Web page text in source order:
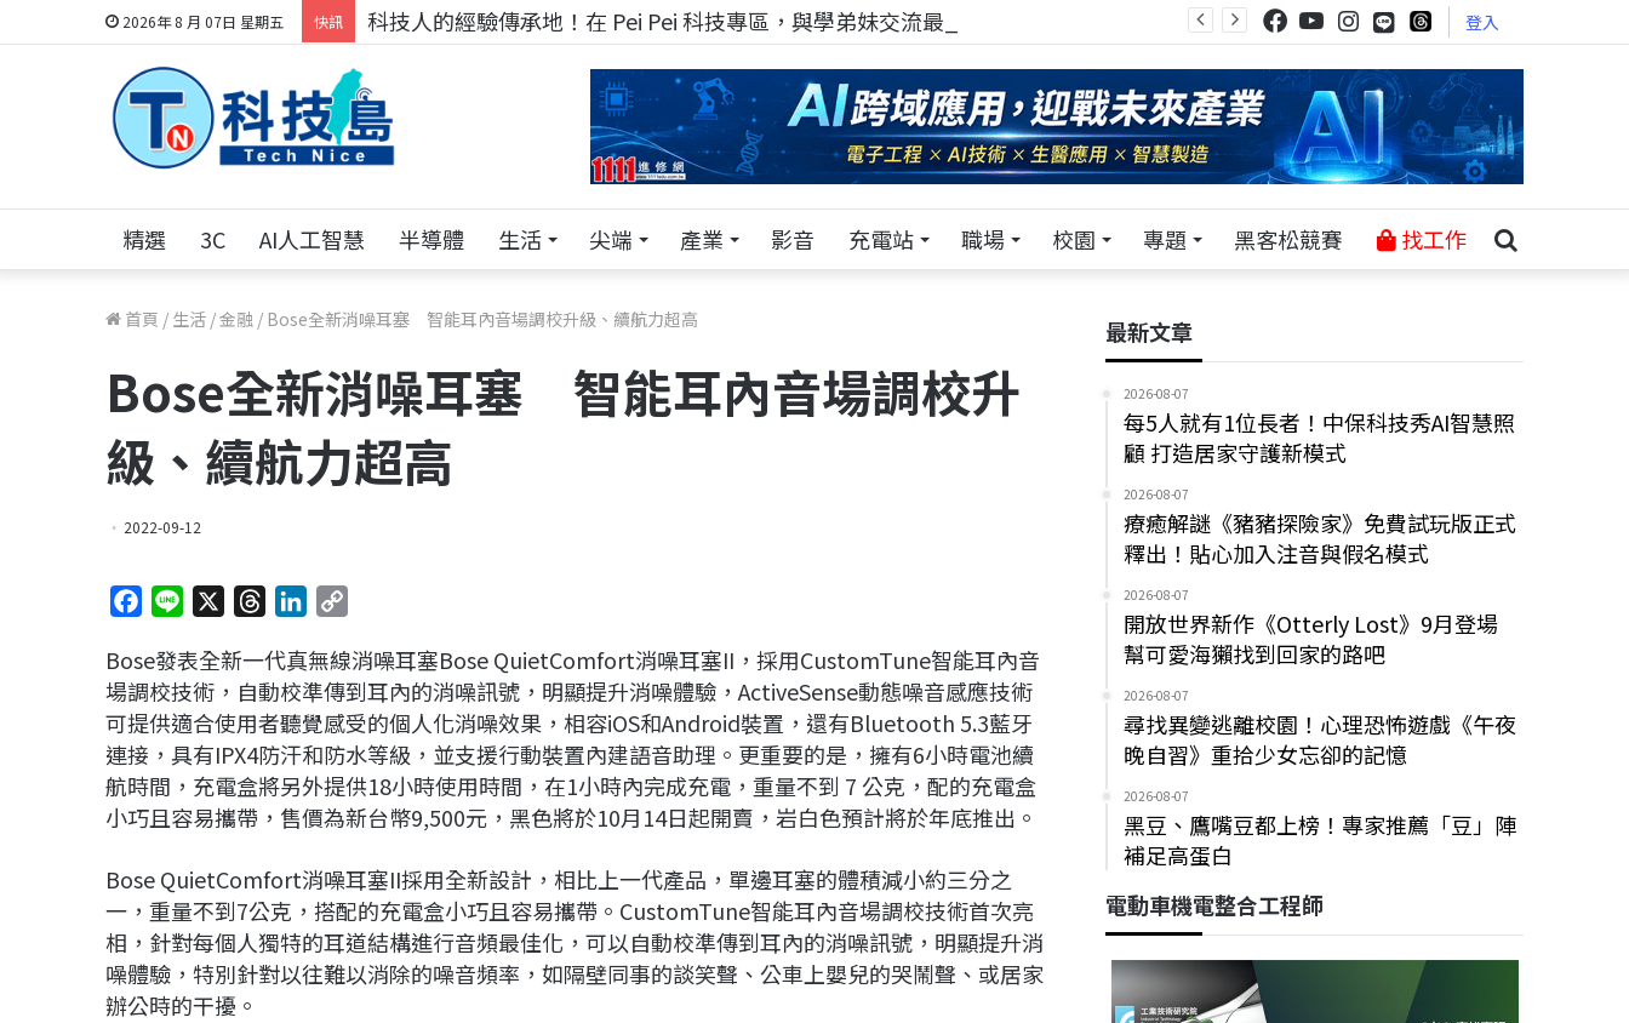
2026年 8 月 07日 星期五 快訊 科技人的經驗傳承地！在 Pei Pei 科技專區，與學弟妹交流最硬核的技術 登入
精選 3C AI人工智慧 半導體 生活 尖端 產業 影音 充電站 職場 校園 專題 黑客松競賽 找工作
首頁 / 生活 /金融 / Bose全新消噪耳塞 智能耳內音場調校升級、續航力超高
Bose全新消噪耳塞 智能耳內音場調校升
級、續航力超高
2022-09-12
c
e
b
o
o
k
n
e
r
e
a
d
s
n
k
e
d
I
n
p
y
L
i
n
k
Bose發表全新一代真無線消噪耳塞Bose QuietComfort消噪耳塞II，採用CustomTune智能耳內音
場調校技術，自動校準傳到耳內的消噪訊號，明顯提升消噪體驗，ActiveSense動態噪音感應技術
可提供適合使用者聽覺感受的個人化消噪效果，相容iOS和Android裝置，還有Bluetooth 5.3藍牙
連接，具有IPX4防汗和防水等級，並支援行動裝置內建語音助理。更重要的是，擁有6小時電池續
航時間，充電盒將另外提供18小時使用時間，在1小時內完成充電，重量不到 7 公克，配的充電盒
小巧且容易攜帶，售價為新台幣9,500元，黑色將於10月14日起開賣，岩白色預計將於年底推出。
Bose QuietComfort消噪耳塞II採用全新設計，相比上一代產品，單邊耳塞的體積減小約三分之
一，重量不到7公克，搭配的充電盒小巧且容易攜帶。CustomTune智能耳內音場調校技術首次亮
相，針對每個人獨特的耳道結構進行音頻最佳化，可以自動校準傳到耳內的消噪訊號，明顯提升消
噪體驗，特別針對以往難以消除的噪音頻率，如隔壁同事的談笑聲、公車上嬰兒的哭鬧聲、或居家
辦公時的干擾。
最新文章
2026-08-07
每5人就有1位長者！中保科技秀AI智慧照
顧 打造居家守護新模式
2026-08-07
療癒解謎《豬豬探險家》免費試玩版正式
釋出！貼心加入注音與假名模式
2026-08-07
開放世界新作《Otterly Lost》9月登場
幫可愛海獺找到回家的路吧
2026-08-07
尋找異變逃離校園！心理恐怖遊戲《午夜
晚自習》重拾少女忘卻的記憶
2026-08-07
黑豆、鷹嘴豆都上榜！專家推薦「豆」陣
補足高蛋白
電動車機電整合工程師